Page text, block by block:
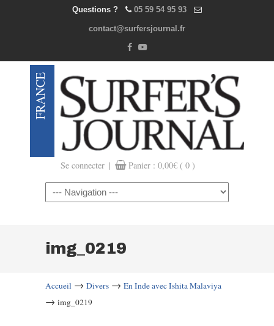
Questions ? 05 59 54 95 93
contact@surfersjournal.fr
Se connecter | Panier : 0,00€ ( 0 )
Navigation
img_0219
Accueil → Divers → En Inde avec Ishita Malaviya
→ img_0219